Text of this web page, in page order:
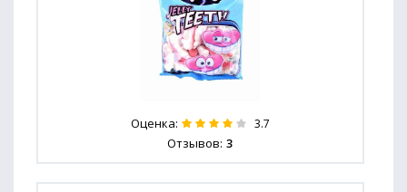
Оценка: 3.7
Отзывов: 3